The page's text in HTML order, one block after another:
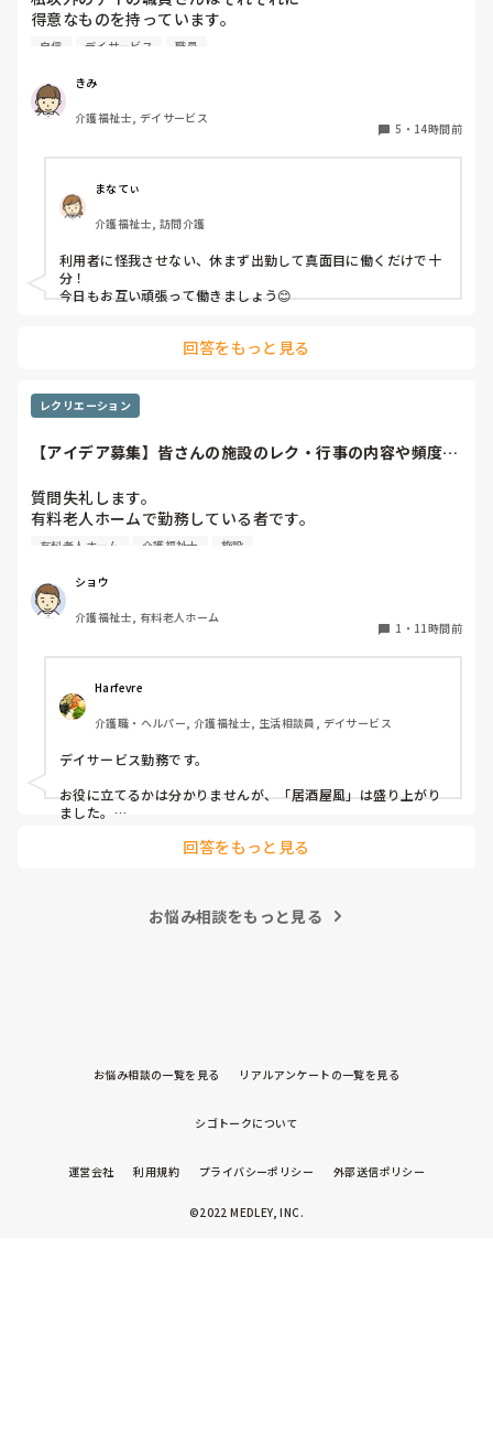
得意なものを持っています。
介助で言えば、要領よく動けたりと。
今の私を振り返ってみたら…何も持っていないことが虚しく
利用者からは「素直に話聞いてくれる」・「言いやすい・頼
みやすい」
って言われます。
職員から見ての私は？って考えたら答えられる自信がないで
す…
自信 デイサービス 職員
きみ
介護福祉士, デイサービス
5 ・ 14時間前
まなてぃ
介護福祉士, 訪問介護
利用者に怪我させない、休まず出勤して真面目に働くだけで十
分！
今日もお互い頑張って働きましょう😊
回答をもっと見る
レクリエーション
【アイデア募集】皆さんの施設のレク・行事の内容や頻度を
質問失礼します。
有料老人ホームで勤務している者です。
のくらいの頻度で行っているのか参考にさせていただきたく
質問いたしました。
うちの施設では現在、以下のような取り組みを行っていま
毎月：「カフェ」と称して少し豪華なおやつとコーヒー・緑
茶等の提供、カレンダー作り
隔月： ランチのテイクアウトイベント
その他： 季節ごとの定期的な行事(運動会や七夕など)
きたなと感じており、新しく喜ばれるようなアイデアを探し
イベントをしている」「年〇回、こんな大型行事がある」
有料老人ホーム 介護福祉士 施設
ショウ
介護福祉士, 有料老人ホーム
1 ・ 11時間前
Harfevre
介護職・ヘルパー, 介護福祉士, 生活相談員, デイサービス
デイサービス勤務です。
お役に立てるかは分かりませんが、「居酒屋風」は盛り上がり
ました。
回答をもっと見る
お悩み相談をもっと見る
お悩み相談の一覧を見る リアルアンケートの一覧を見る
シゴトークについて
運営会社 利用規約 プライバシーポリシー 外部送信ポリシー
©2022 MEDLEY, INC.